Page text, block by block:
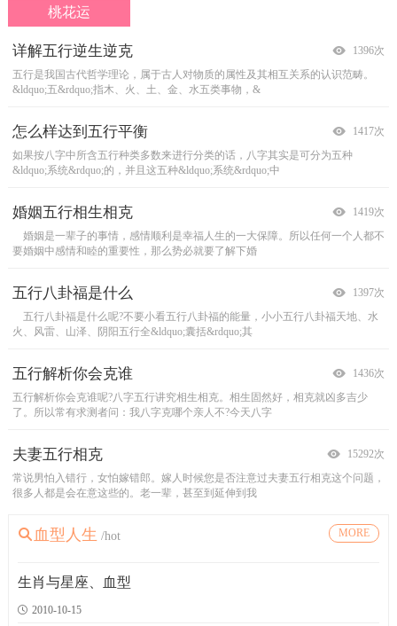
民间的生肖属相之说是否真实靠？听者往往仁者见仁智者见智。既然生肖属相
源于古代的纪年方法，也就是说，在中国上下
民间的生肖属相之说是否真实靠？听者往往仁者见仁智者见智。既然生肖属相源
龙年出生的人毕竟是人而不是龙,仍然具有各种人性的弱点.根据龙的特性我们可
民间的生肖属相之说是否真实靠？听者往往仁者见仁智者见智。既然生肖属相源
羊，牛，狗，马 什么是太岁
将军轮流值年，即中国的六十花甲。要知太岁
“犯太岁”这个词相信大家都不会陌生。2008戊子鼠年，除了逢本命年的生肖属鼠
每年农历新年，我们都会听到别人说：“唉！今年犯太岁，要去安太岁了。”我们
在牛年中，生肖属狗的朋友们是与太岁相刑的生肖。“相刑”在字面意思有“刑
一条蛇住在茅屋门口，把住在茅屋中的婴孩狠狠的咬了一口，那婴孩因此受伤而
死。婴儿的父母很伤心，父亲决定要杀死这条蛇替他
一受伤的龙困在浅滩上，刚开始群虾被这庞然大物吓得躲起来，但后来经测试
有一天，一只兔子嘲笑乌龟的脚短且走路又慢，于是乌龟笑著说道：&ldquo;虽
有一次森林之王狮子患了很重的病，狡滑的狐狸趁机巴结，便日夜细心照顾。一
猴年：即申年，指猴生肖代表的年份。
指以猴王为主角的戏曲。
蛇蛇蝎心肠：或"毒似蛇蝎"，毒蛇和蝎子是著名的毒物，因此以这两种毒
马因马而成的词汇：马刀：骑兵使用的刀，长约1米，用以在马上斩劈
兔词汇兔月：月亮的别名。玉兔：传说月宫中的仙兔。亦指月
桃花运
详解五行逆生逆克
1396次
五行是我国古代哲学理论，属于古人对物质的属性及其相互关系的认识范畴。
&ldquo;五&rdquo;指木、火、土、金、水五类事物，&
怎么样达到五行平衡
1417次
如果按八字中所含五行种类多数来进行分类的话，八字其实是可分为五种
&ldquo;系统&rdquo;的，并且这五种&ldquo;系统&rdquo;中
婚姻五行相生相克
1419次
婚姻是一辈子的事情，感情顺利是幸福人生的一大保障。所以任何一个人都不
要婚姻中感情和睦的重要性，那么势必就要了解下婚
五行八卦福是什么
1397次
五行八卦福是什么呢?不要小看五行八卦福的能量，小小五行八卦福天地、水
火、风雷、山泽、阴阳五行全&ldquo;囊括&rdquo;其
五行解析你会克谁
1436次
五行解析你会克谁呢?八字五行讲究相生相克。相生固然好，相克就凶多吉少
了。所以常有求测者问：我八字克哪个亲人不?今天八字
夫妻五行相克
15292次
常说男怕入错行，女怕嫁错郎。嫁人时候您是否注意过夫妻五行相克这个问题，
很多人都是会在意这些的。老一辈，甚至到延伸到我
五行分析最适合你的减肥方法
1440次
百物。后来根据此五种物质的特性，将它们变成一套
古代五行阵法是怎么回事
死缠不放生肖排行
1581次
第一名 属龙 这个属龙的朋友，有的时候是面子上的问题，对方琵琶别
抱的时候，他会觉得对自己己是一个很大创伤，当属
12生肖谈恋爱要注意什么
1578次
肖鼠者 喜欢在恋爱过程骑驴找马的肖鼠者，容易出现中途换角的情
况，如女性会以对方事业、财力、家世背景作为衡量依
生肖心仪性伴侣
1570次
鼠：偷情二奶你内心非常渴望可以一尝偷情滋味，所以你最钟情的是小老婆似
的女人。老实讲，你的性能力不算强，但性欲却很强
十二生肖标准丈夫
1590次
鼠：太座发飙抓狂时，要似鼠畏猫，缩身发抖，不发一语顶撞。 牛：担
起全家之生计，要如牛牦田，任劳任怨，不敢偷懒稍
十二生肖的失恋原因
1561次
属相鼠失恋原因：属鼠的人精力充沛，识时务的感情，在人缘加的环境中，都
想要脱颖而出不是一件难的事情，但是对感
十二生肖的最佳性爱时间
1625次
一天里12生肖的最佳性爱时间，看看你什么时候做爱最适合？ 做爱做的事，没
有时空阻隔？谬矣谬矣。我中华古典医学自周代以来
十二生肖老公准则
1582次
有如牛耕田，任劳任怨，不敢偷懒稍息。虎夜晚寝室
十二生肖恋爱观
十二生肖属相配对宜忌简表
1589次
属鼠人宜配 龙、猴、牛大吉，心心相印，富贵幸福，万事易成功，享福终身。
其他属相次之。忌配 马、兔、羊，不能富家，灾
属相婚配查询，属相婚配预测
1433次
蛇与猴合 红蛇白猴满堂红，合婚相配古来兴，大婚相对子孙有，福寿双全
多康宁。鼠与牛合 黑鼠黄牛正相合，结交匹配不
十二生肖婚配查询
1422次
1、属鼠的婚配宜忌宜配猴、鼠、牛、龙大吉，其它生肖次吉。 夫妻恩爱，心心
相印之最吉祥的象征，富贵幸福万事亨通。忌配马、
12生肖最佳婚配属相速配查询
1431次
鼠：秉性聪明的人一月生的人，热情肯干，女性宜配牛年男性，男性宜配牛年女
性。 二月生的人，直觉敏锐，男性宜配羊年女性，
民间流传的十二生肖婚配歌诀
1404次
老鼠兔子不成婚，虎猴一见两地分。金鸡不到马群跑，江猪不敢跳龙门。戌狗不
到巳上去，牛羊相逢泪淋淋。第一对：老鼠兔子不成
古老的八字五行生肖婚配指南
1634次
1924年甲子属金（鼠） 1925年乙丑属金（牛）1926年丙寅属火（虎）1927年丁
卯属火（兔）1928年戊辰属木（龙）1929年已巳属木
相冲相克的生肖属相搭配组合
1642次
羊相冲 寅申相冲&mdash;&mdash;生肖 虎 与猴相
十二生肖组合搭配造福下一代
12生肖招桃花的小妙招
1407次
美妙的爱情总让人情不自禁地向往，不用羡慕热恋中的人们，为12生肖特别准备
的恋情开运妙招，让你尽情享受爱情的甜蜜！属鼠的
2010年生肖猪如何旺桃花
1378次
生肖猪的桃花位在北方。 已婚的生肖猪婚姻幸福，未婚的生肖猪非常适
合谈情说爱，确定终身。但个别命局的生肖猪需要注
2010年生肖狗如何旺桃花
1412次
生肖狗的桃花位在东方。 生肖狗2010年的感情运势较为平和，不会有什
么大的问题。 尚未有意中人的生肖狗，可在家中
2010年生肖鸡如何旺桃花
1376次
生肖鸡的桃花位在南方。 生肖鸡只要不到桃花劫处徘徊，应该不会有太
大问题；未婚男女在虎年找对象，定是男得贤良美妻
2010年生肖猴如何旺桃花
1394次
生肖猴的桃花位在西方。 申猴进入寅虎之年，可谓是动荡非凡，感情方
面易有桃花劫等不利于婚姻感情的灾煞星出现，因此
2010年生肖羊如何旺桃花
1392次
生肖羊的桃花位在北方。 属羊的人在整个虎年当中，因是受克之年，整
体运程都不算好，夫妻感情平平。 可在家居中，
2010年生肖马如何旺桃花
1386次
常有利的，有助于将来夫妻恩爱。 所以如果还想
2010年生肖蛇如何旺桃花
血型人生 /hot MORE
生肖与星座、血型
2010-10-15